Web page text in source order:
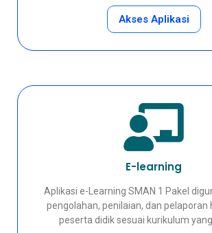
Akses Aplikasi
E-learning
Aplikasi e-Learning SMAN 1 Pakel
pengolahan, penilaian, dan pelaporan
peserta didik sesuai kurikulum